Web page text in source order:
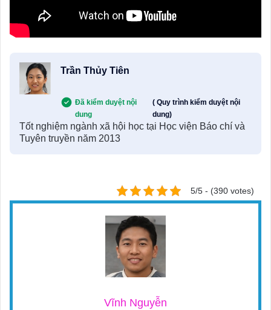
Trần Thủy Tiên
Đã kiểm duyệt nội
dung
( Quy trình kiểm duyệt nội
dung)
Tốt nghiệm ngành xã hội học tại Học viện Báo chí và
Tuyên truyền năm 2013
5/5 - (390 votes)
Vĩnh Nguyễn